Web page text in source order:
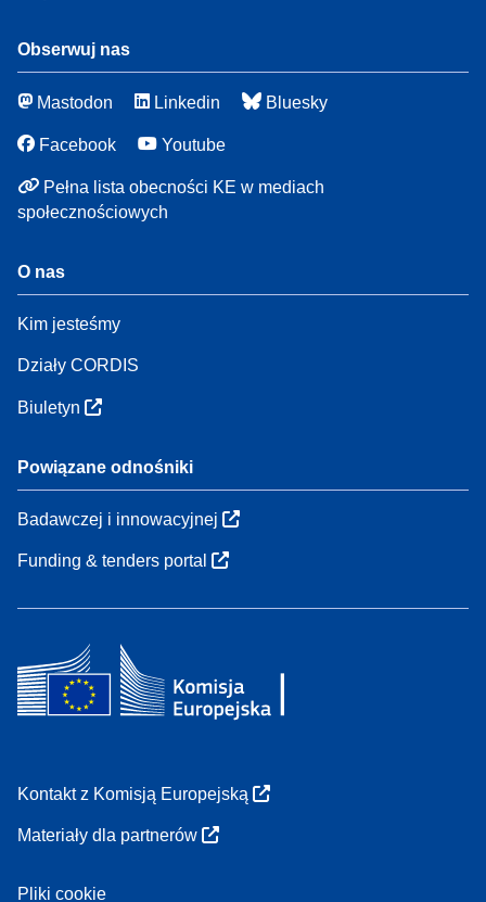
Obserwuj nas
Mastodon Linkedin Bluesky
Facebook Youtube
Pełna lista obecności KE w mediach
społecznościowych
O nas
Kim jesteśmy
Działy CORDIS
Biuletyn
Powiązane odnośniki
Badawczej i innowacyjnej
Funding & tenders portal
Kontakt z Komisją Europejską
Materiały dla partnerów
Pliki cookie